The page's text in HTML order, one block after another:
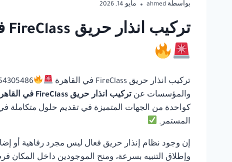
بواسطة ahmed مايو 14, 2026
تركيب انذار حريق FireClass في القاهرة | أفضل أي بانل للحلول المتكاملة لأنظمة السلامة
تركيب انذار حريق FireClass في القاهرة
والمؤسسات عن تركيب انذار حريق FireClass في القاهرة
كواحدة من الجهات المتميزة في تقديم حلول متكاملة في
المستمر.
إن وجود نظام إنذار حريق فعال ليس مجرد رفاهية أو
وإطلاق التنبيه بسرعة، ومنح الموجودين داخل المكان